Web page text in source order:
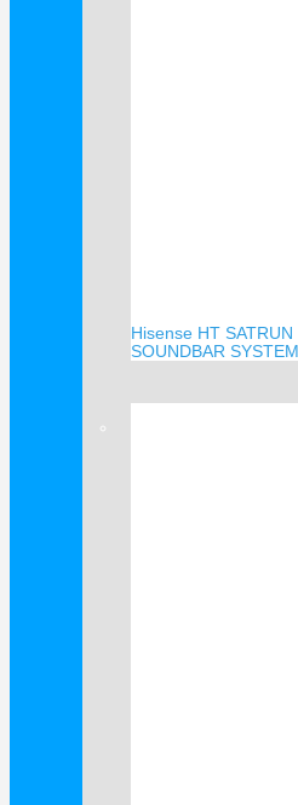
Hisense HT SATRUN
SOUNDBAR SYSTEM